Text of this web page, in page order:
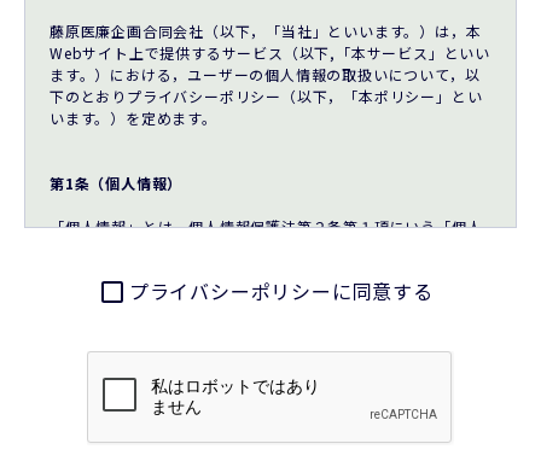
藤原医廉企画合同会社（以下，「当社」といいます。）は，本
Webサイト上で提供するサービス（以下,「本サービス」といい
ます。）における，ユーザーの個人情報の取扱いについて，以
下のとおりプライバシーポリシー（以下，「本ポリシー」とい
います。）を定めます。
第1条（個人情報）
「個人情報」とは，個人情報保護法第２条第１項にいう「個人
その他の記述等により特定の個人を識別できる情報及び容貌，
報）を指します。
第2条（個人情報の収集方法）
プライバシーポリシーに同意する